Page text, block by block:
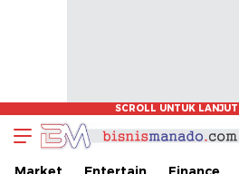
www.bisnismanado.com
Berita Bisnis Sulawesi Utara